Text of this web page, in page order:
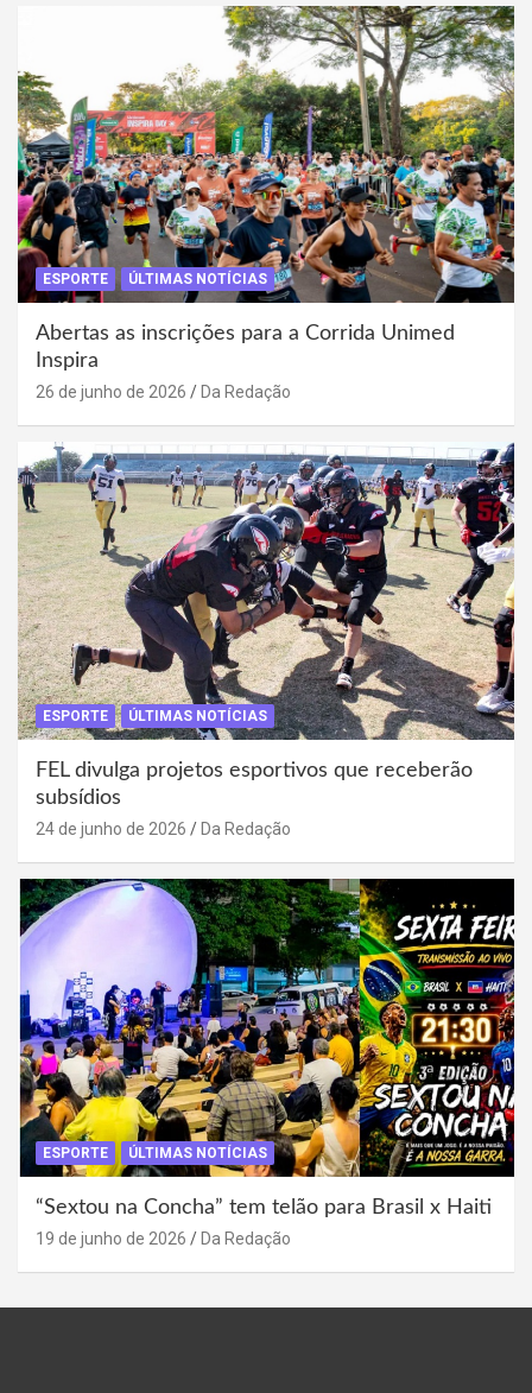
ESPORTE ÚLTIMAS NOTÍCIAS
Abertas as inscrições para a Corrida Unimed
Inspira
26 de junho de 2026 Da Redação
ESPORTE ÚLTIMAS NOTÍCIAS
FEL divulga projetos esportivos que receberão
subsídios
24 de junho de 2026 Da Redação
ESPORTE ÚLTIMAS NOTÍCIAS
“Sextou na Concha” tem telão para Brasil x Haiti
19 de junho de 2026 Da Redação